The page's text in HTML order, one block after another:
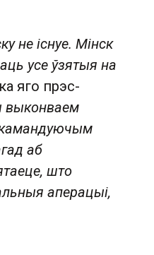
не існуе. Мінск
усе ўзятыя на
яго прэс-
выконваем
аб
што
аперацыі,